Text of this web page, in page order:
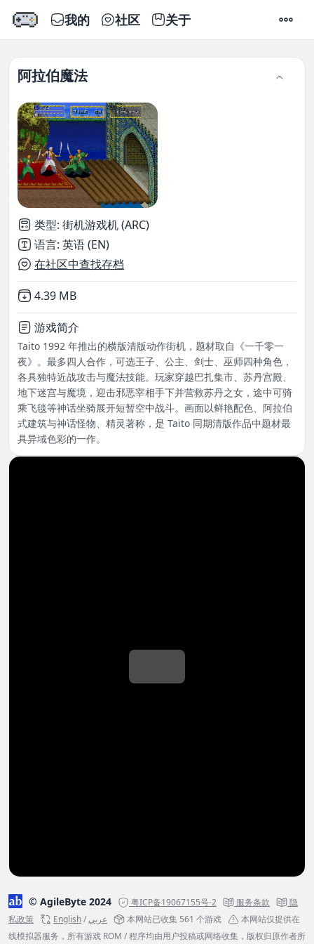
我的 社区 关于 设置
阿拉伯魔法
类型: 街机游戏机 (ARC)
语言: 英语 (EN)
在社区中查找存档
Not downloaded
4.39 MB
游戏简介
Taito 1992 年推出的横版清版动作街机，题材取自《一千零一
夜》。最多四人合作，可选王子、公主、剑士、巫师四种角色，
各具独特近战攻击与魔法技能。玩家穿越巴扎集市、苏丹宫殿、
地下迷宫与魔境，迎击邪恶宰相手下并营救苏丹之女，途中可骑
乘飞毯等神话坐骑展开短暂空中战斗。画面以鲜艳配色、阿拉伯
式建筑与神话怪物、精灵著称，是 Taito 同期清版作品中题材最
具异域色彩的一作。
© AgileByte 2024 粤ICP备19067155号-2 服务条款
隐
私政策
English/عربي 本网站已收集 561 个游戏
本网站仅提供在
线模拟器服务，所有游戏 ROM / 程序均由用户投稿或网络收集，版权归原作者所